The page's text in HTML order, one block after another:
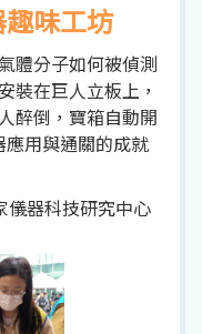
味工坊
體分子如何被偵測
裝在巨人立板上，
醉倒，寶箱自動開
用與通關的成就
器科技研究中心